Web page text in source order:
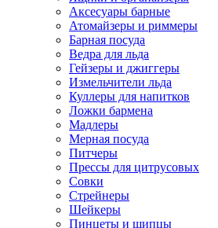
Аксесуары барные
Атомайзеры и риммеры
Барная посуда
Ведра для льда
Гейзеры и джиггеры
Измельчители льда
Куллеры для напитков
Ложки бармена
Мадлеры
Мерная посуда
Питчеры
Прессы для цитрусовых
Совки
Стрейнеры
Шейкеры
Пинцеты и щипцы